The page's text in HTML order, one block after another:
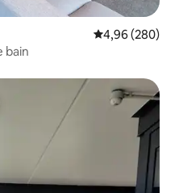
Note
4,96 (280)
bain
les plus aimés